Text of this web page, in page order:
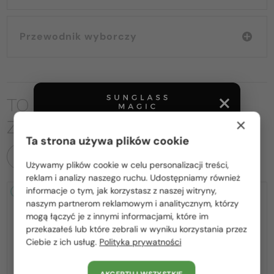
Przewodnik wyborczy
TO MOŻE CIĘ RÓWNIEŻ
ZAINTERESOWAĆ
2-4 DNI 2-4 DNI
Proszę wybierz z listy odpowiedni dla Ciebie kraj:
Polska / PL
România / RO
Magyarország / HU
United Arab Emirates / EN
×
Ta strona używa plików cookie
Używamy plików cookie w celu personalizacji treści,
reklam i analizy naszego ruchu. Udostępniamy również
informacje o tym, jak korzystasz z naszej witryny,
naszym partnerom reklamowym i analitycznym, którzy
mogą łączyć je z innymi informacjami, które im
przekazałeś lub które zebrali w wyniku korzystania przez
Ciebie z ich usług. Polityka prywatności